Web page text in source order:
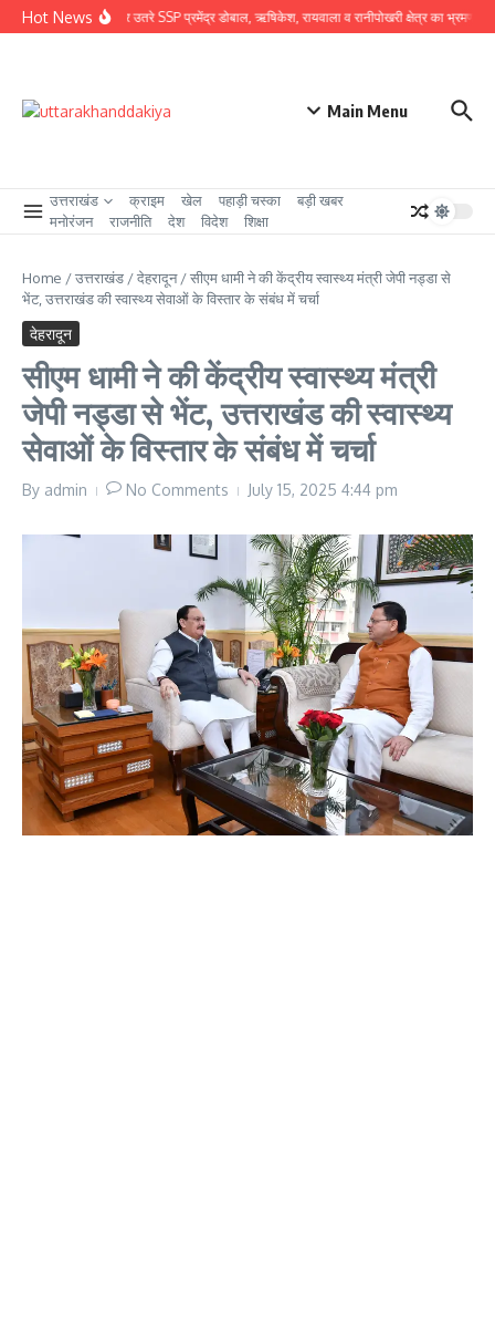
Skip to content
Hot News
ग्राउंड जीरो पर उतरे SSP प्रमेंद्र डोबाल, ऋषिकेश, रायवाला व रानीपोखरी क्षेत्र का भ्रमण कर
Main Menu
उत्तराखंड क्राइम खेल पहाड़ी चस्का
बड़ी खबर
मनोरंजन
राजनीति देश विदेश शिक्षा
Home /उत्तराखंड /देहरादून/सीएम धामी ने की केंद्रीय स्वास्थ्य मंत्री जेपी नड्डा से
भेंट, उत्तराखंड की स्वास्थ्य सेवाओं के विस्तार के संबंध में चर्चा
देहरादून
सीएम धामी ने की केंद्रीय स्वास्थ्य मंत्री
जेपी नड्डा से भेंट, उत्तराखंड की स्वास्थ्य
सेवाओं के विस्तार के संबंध में चर्चा
By admin No Comments July 15, 2025 4:44 pm